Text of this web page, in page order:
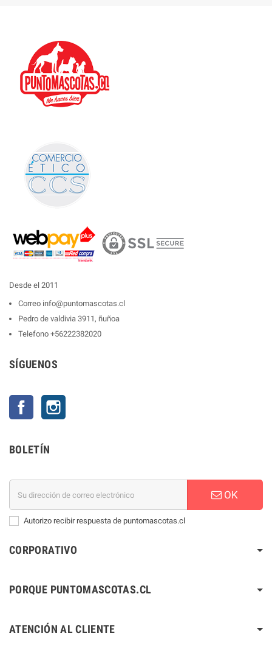
Desde el 2011
Correo info@puntomascotas.cl
Pedro de valdivia 3911, ñuñoa
Telefono +56222382020
SÍGUENOS
Facebook
BOLETÍN
OK
Autorizo recibir respuesta de puntomascotas.cl
CORPORATIVO
PORQUE PUNTOMASCOTAS.CL
ATENCIÓN AL CLIENTE